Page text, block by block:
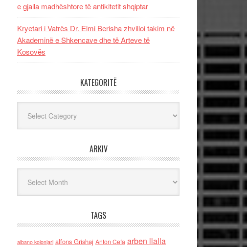
e gjalla madhështore të antikitetit shqiptar
Kryetari i Vatrës Dr. Elmi Berisha zhvilloi takim në
Akademinë e Shkencave dhe të Arteve të
Kosovës
KATEGORITË
ARKIV
TAGS
albano kolonjari alfons Grishaj Anton Cefa arben llalla